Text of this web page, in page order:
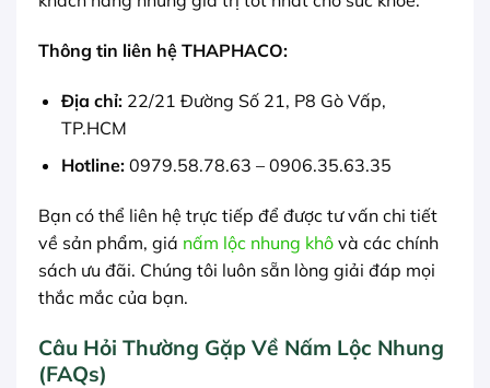
Thông tin liên hệ THAPHACO:
Địa chỉ:22/21 Đường Số 21, P8 Gò Vấp,
TP.HCM
Hotline:0979.58.78.63 – 0906.35.63.35
Bạn có thể liên hệ trực tiếp để được tư vấn chi tiết
về sản phẩm, giá nấm lộc nhung khô và các chính
sách ưu đãi. Chúng tôi luôn sẵn lòng giải đáp mọi
thắc mắc của bạn.
Câu Hỏi Thường Gặp Về Nấm Lộc Nhung
(FAQs)